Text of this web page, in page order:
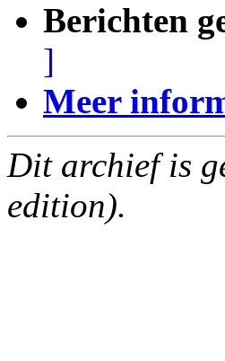
Berichten
]
Meer
Dit archief is
edition).